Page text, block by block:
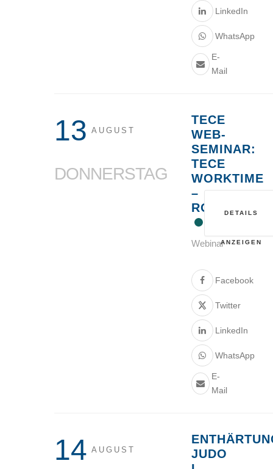
LinkedIn
WhatsApp
E-
Mail
13 AUGUST
DONNERSTAG
TECE
WEB-
SEMINAR:
TECE
WORKTIME
–
Webinar
Facebook
Twitter
LinkedIn
WhatsApp
E-
Mail
DETAILS
ANZEIGEN
14 AUGUST
JUDO